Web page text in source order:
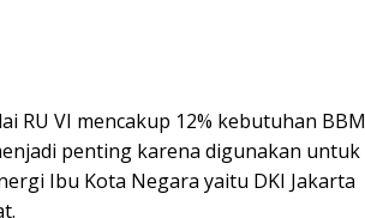
RU VI mencakup 12% kebutuhan BBM
penting karena digunakan untuk
Ibu Kota Negara yaitu DKI Jakarta